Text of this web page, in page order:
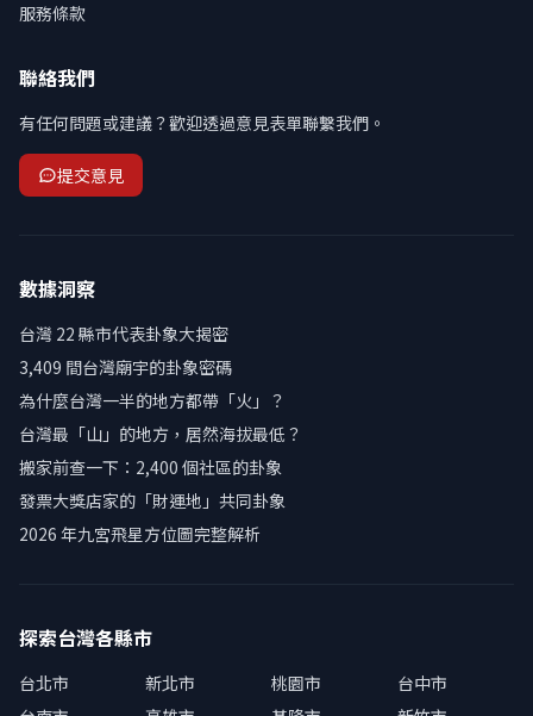
服務條款
聯絡我們
有任何問題或建議？歡迎透過意見表單聯繫我們。
提交意見
數據洞察
台灣 22 縣市代表卦象大揭密
3,409 間台灣廟宇的卦象密碼
為什麼台灣一半的地方都帶「火」？
台灣最「山」的地方，居然海拔最低？
搬家前查一下：2,400 個社區的卦象
發票大獎店家的「財運地」共同卦象
2026 年九宮飛星方位圖完整解析
探索台灣各縣市
台北市 新北市 桃園市
台中市